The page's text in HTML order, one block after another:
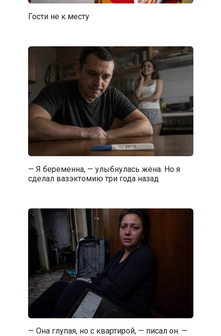
Гости не к месту
— Я беременна, — улыбнулась жена. Но я
сделал вазэктомию три года назад
— Она глупая, но с квартирой, — писал он. —